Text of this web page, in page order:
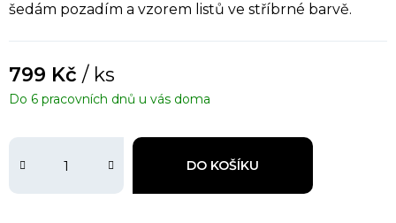
šedám pozadím a vzorem listů ve stříbrné barvě.
799 Kč / ks
DO KOŠÍKU
Do 6 pracovních dnů u vás doma